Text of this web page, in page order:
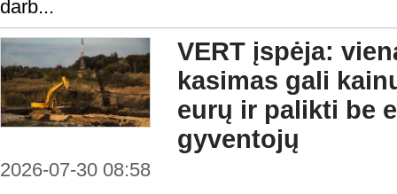
darb...
VERT įspėja:
kasimas gali
eurų ir palikti be
gyventojų
2026-07-30 08:58